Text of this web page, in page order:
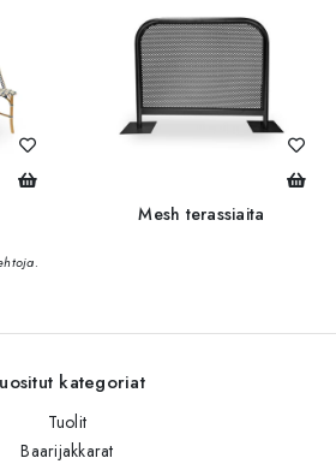
Mesh terassiaita
kategoriat
Tuolit
Baarijakkarat